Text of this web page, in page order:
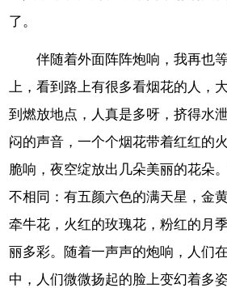
了。
伴随着外面阵阵炮响，我再也
上，看到路上有很多看烟花的人，
到燃放地点，人真是多呀，挤得水
闷的声音，一个个烟花带着红红的
脆响，夜空绽放出几朵美丽的花朵
不相同：有五颜六色的满天星，金
牵牛花，火红的玫瑰花，粉红的
丽多彩。随着一声声的炮响，人们
中，人们微微扬起的脸上变幻着多